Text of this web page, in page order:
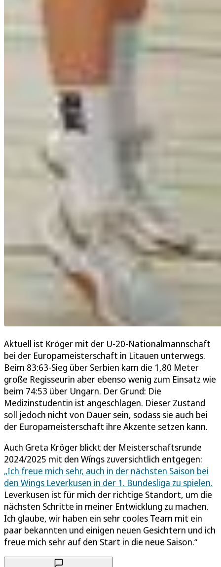
Aktuell ist Kröger mit der U-20-Nationalmannschaft
bei der Europameisterschaft in Litauen unterwegs.
Beim 83:63-Sieg über Serbien kam die 1,80 Meter
große Regisseurin aber ebenso wenig zum Einsatz wie
beim 74:53 über Ungarn. Der Grund: Die
Medizinstudentin ist angeschlagen. Dieser Zustand
soll jedoch nicht von Dauer sein, sodass sie auch bei
der Europameisterschaft ihre Akzente setzen kann.
Auch Greta Kröger blickt der Meisterschaftsrunde
2024/2025 mit den Wíngs zuversichtlich entgegen:
„Ich freue mich sehr, auch in der nächsten Saison bei
den Wings Leverkusen in der 1. Bundesliga zu spielen.
Leverkusen ist für mich der richtige Standort, um die
nächsten Schritte in meiner Entwicklung zu machen.
Ich glaube, wir haben ein sehr cooles Team mit ein
paar bekannten und einigen neuen Gesichtern und ich
freue mich sehr auf den Start in die neue Saison.“